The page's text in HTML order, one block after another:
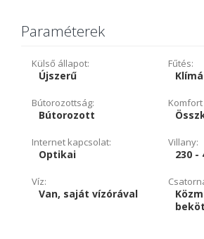
Paraméterek
Külső állapot:
Újszerű
Fűtés:
Bútorozottság:
Bútorozott
Internet kapcsolat:
Optikai
Villany:
230 -
Víz:
Van, saját vízórával